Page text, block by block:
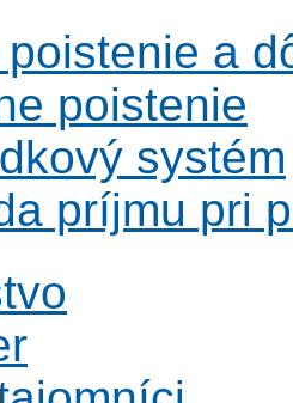
a
poistenie
systém
príjmu pri